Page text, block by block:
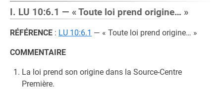
I. LU 10:6.1 — « Toute loi prend origine… »
RÉFÉRENCE : LU 10:6.1 — « Toute loi prend origine… »
COMMENTAIRE
La loi prend son origine dans la Source-Centre
Première.